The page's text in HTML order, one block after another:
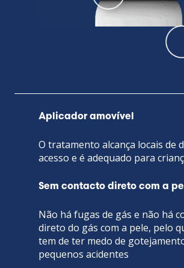
Aplicador amovível
O tratamento alcança locais de
acesso e é adequado para
Sem contacto direto com a
Não há fugas de gás e não há
direto do gás com a pele, pelo
tem de ter medo de
pequenos acidentes